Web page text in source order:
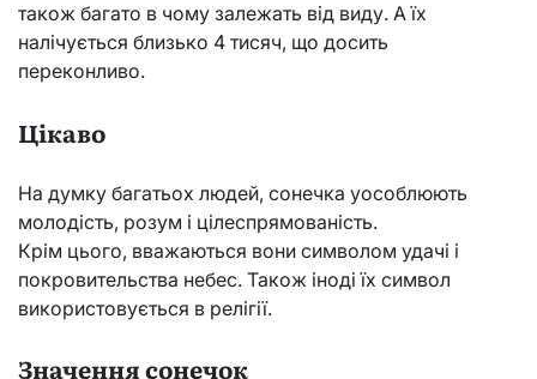
також багато в чому залежать від виду. А їх
налічується близько 4 тисяч, що досить
переконливо.
Цікаво
На думку багатьох людей, сонечка уособлюють
молодість, розум і цілеспрямованість.
Крім цього, вважаються вони символом удачі і
покровительства небес. Також іноді їх символ
використовується в релігії.
Значення сонечок